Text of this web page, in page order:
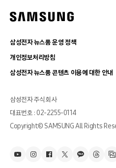
삼성전자 뉴스룸 운영 정책
개인정보처리방침
삼성전자 뉴스룸 콘텐츠 이용에 대한 안내
삼성전자 주식회사
대표번호 : 02-2255-0114
Copyright© SAMSUNG All Rights